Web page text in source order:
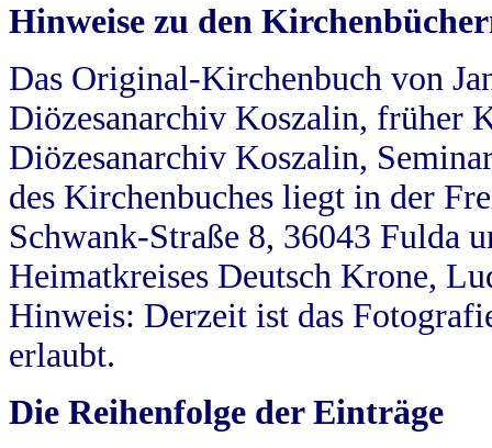
Hinweise zu den
Das Original-Kirchenbuch von
Diözesanarchiv Koszalin, früher
Diözesanarchiv Koszalin,
des Kirchenbuches liegt in der
Schwank-Straße 8, 36043 Fulda
Heimatkreises Deutsch Krone,
Hinweis: Derzeit ist das
erlaubt.
Die Reihenfolge der Einträge